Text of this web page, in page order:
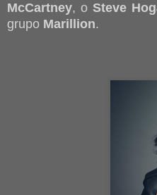
McCartney, oSteve
grupo Marillion.